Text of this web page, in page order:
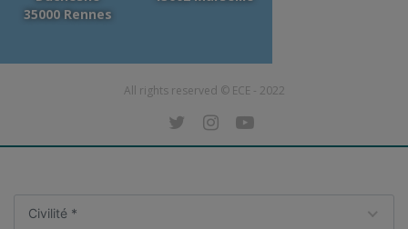
35000 Rennes
All rights reserved © ECE - 2022
Civilité *